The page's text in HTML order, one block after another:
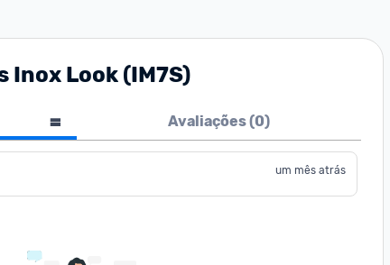
Look (IM7S)
Avaliações (0)
um mês atrás